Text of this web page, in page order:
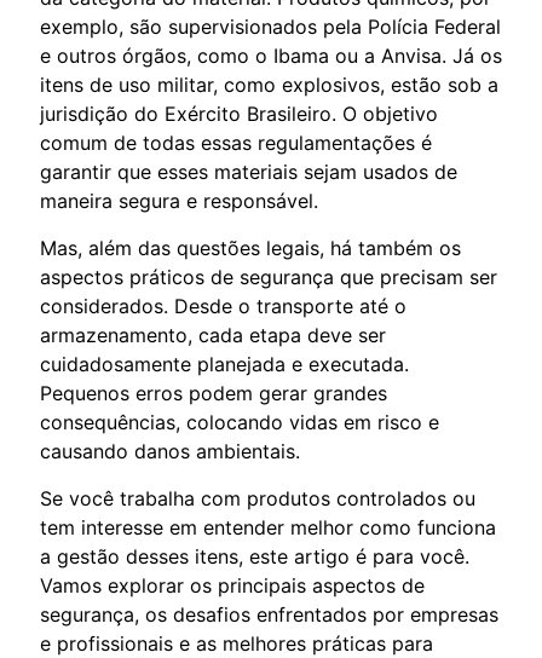
exemplo, são supervisionados pela Polícia Federal
e outros órgãos, como o Ibama ou a Anvisa. Já os
itens de uso militar, como explosivos, estão sob a
jurisdição do Exército Brasileiro. O objetivo
comum de todas essas regulamentações é
garantir que esses materiais sejam usados de
maneira segura e responsável.
Mas, além das questões legais, há também os
aspectos práticos de segurança que precisam ser
considerados. Desde o transporte até o
armazenamento, cada etapa deve ser
cuidadosamente planejada e executada.
Pequenos erros podem gerar grandes
consequências, colocando vidas em risco e
causando danos ambientais.
Se você trabalha com produtos controlados ou
tem interesse em entender melhor como funciona
a gestão desses itens, este artigo é para você.
Vamos explorar os principais aspectos de
segurança, os desafios enfrentados por empresas
e profissionais e as melhores práticas para